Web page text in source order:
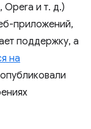
Opera и т. д.)
приложений,
поддержку, а
на